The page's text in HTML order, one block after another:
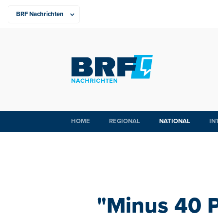
HOME REGIONAL NATIONAL
"Minus 40